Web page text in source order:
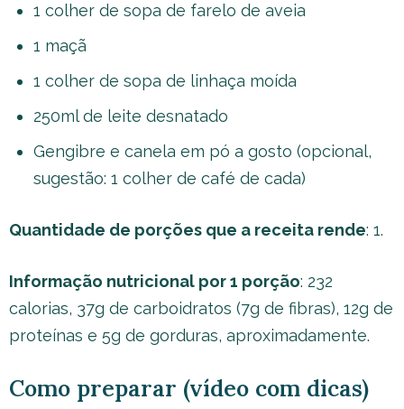
1 colher de sopa de farelo de aveia
1 maçã
1 colher de sopa de linhaça moída
250ml de leite desnatado
Gengibre e canela em pó a gosto (opcional,
sugestão: 1 colher de café de cada)
Quantidade de porções que a receita rende: 1.
Informação nutricional por 1 porção: 232
calorias, 37g de carboidratos (7g de fibras), 12g de
proteínas e 5g de gorduras, aproximadamente.
Como preparar (vídeo com dicas)